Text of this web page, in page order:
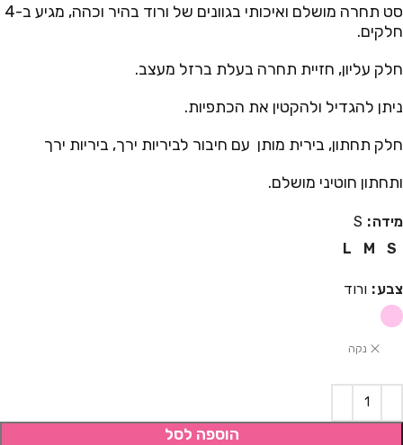
סט תחרה מושלם ואיכותי בגוונים של ורוד בהיר וכהה, מגיע ב-4
חלקים.
חלק עליון, חזיית תחרה בעלת ברזל מעצב.
ניתן להגדיל ולהקטין את הכתפיות.
חלק תחתון, בירית מותן עם חיבור לביריות ירך, ביריות ירך
ותחתון חוטיני מושלם.
מידה
S
S
M
L
צבע ורוד
נקה
הוספה לסל